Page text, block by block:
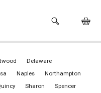
Delaware
Naples
Northampton
Sharon
Spencer